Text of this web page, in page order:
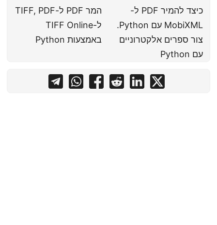
כיצד להמיר PDF ל-
MobiXML עם Python.
צור ספרים אלקטרוניים
עם Python
המר PDF ל-TIFF, PDF
ל-TIFF Online
באמצעות Python